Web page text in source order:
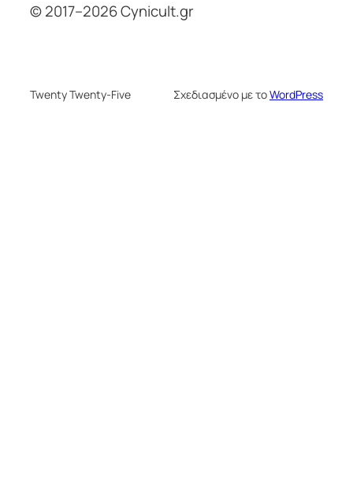
© 2017–2026 Cynicult.gr
Twenty Twenty-Five Σχεδιασμένο με τοWordPress